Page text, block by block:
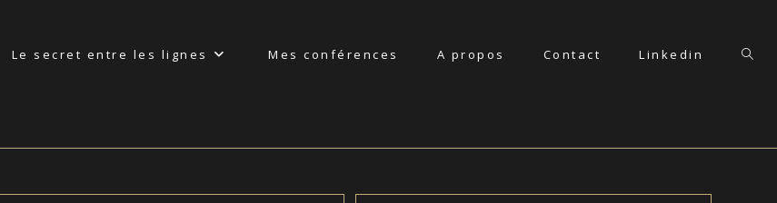
Le secret entre les lignes Mes conférences A propos Contact Linkedin